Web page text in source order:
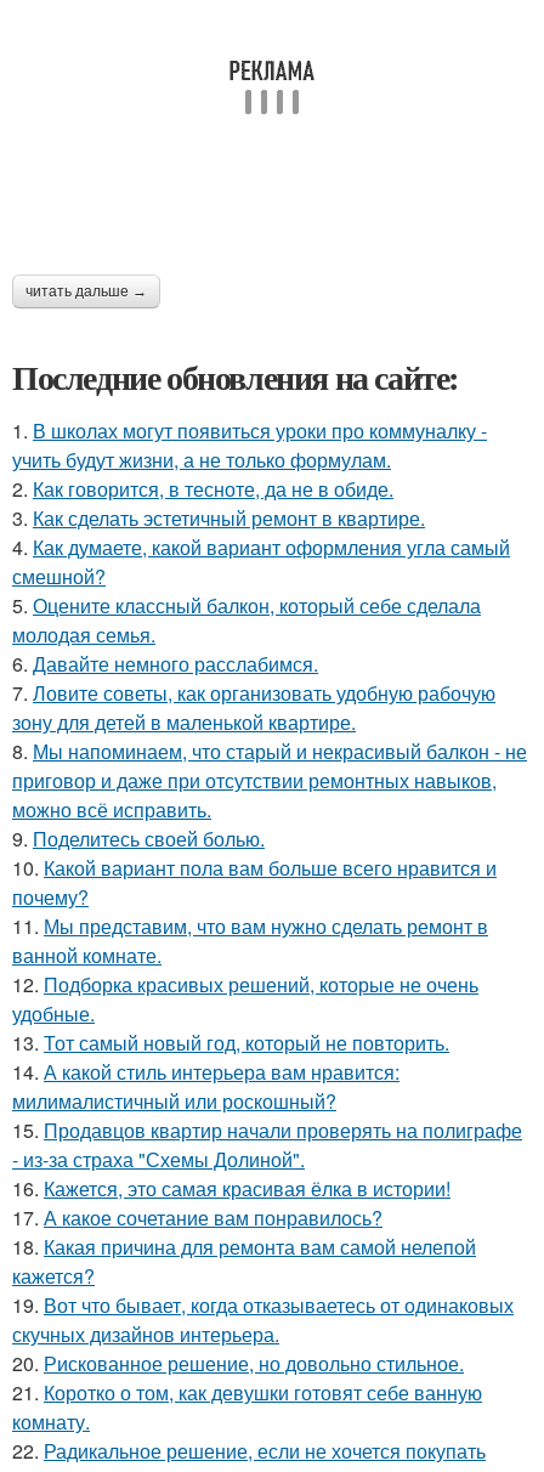
читать дальше →
Последние обновления на сайте:
1. В школах могут появиться уроки про коммуналку -
учить будут жизни, а не только формулам.
2. Как говорится, в тесноте, да не в обиде.
3. Как сделать эстетичный ремонт в квартире.
4. Как думаете, какой вариант оформления угла самый
смешной?
5. Оцените классный балкон, который себе сделала
молодая семья.
6. Давайте немного расслабимся.
7. Ловите советы, как организовать удобную рабочую
зону для детей в маленькой квартире.
8. Мы напоминаем, что старый и некрасивый балкон - не
приговор и даже при отсутствии ремонтных навыков,
можно всё исправить.
9. Поделитесь своей болью.
10. Какой вариант пола вам больше всего нравится и
почему?
11. Мы представим, что вам нужно сделать ремонт в
ванной комнате.
12. Подборка красивых решений, которые не очень
удобные.
13. Тот самый новый год, который не повторить.
14. А какой стиль интерьера вам нравится:
милималистичный или роскошный?
15. Продавцов квартир начали проверять на полиграфе
- из-за страха "Схемы Долиной".
16. Кажется, это самая красивая ёлка в истории!
17. А какое сочетание вам понравилось?
18. Какая причина для ремонта вам самой нелепой
кажется?
19. Вот что бывает, когда отказываетесь от одинаковых
скучных дизайнов интерьера.
20. Рискованное решение, но довольно стильное.
21. Коротко о том, как девушки готовят себе ванную
комнату.
22. Радикальное решение, если не хочется покупать